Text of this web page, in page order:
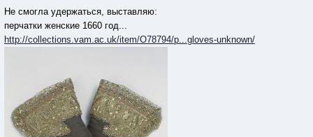
Не смогла удержаться, выставляю:
перчатки женские 1660 год...
http://collections.vam.ac.uk/item/O78794/p...gloves-unknown/